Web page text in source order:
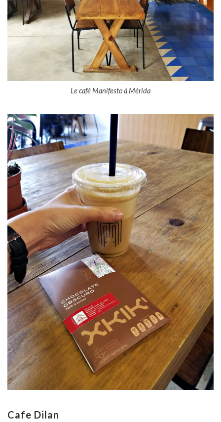
Le café Manifesto à Mérida
Cafe Dilan